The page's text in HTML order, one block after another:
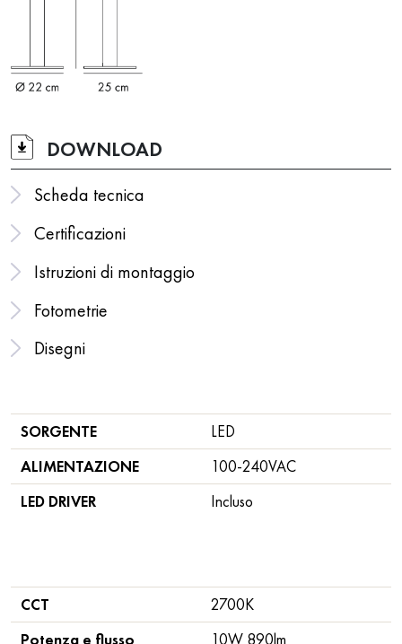
DOWNLOAD
Scheda tecnica
Certificazioni
Istruzioni di montaggio
Fotometrie
Disegni
CCT
2700K
Potenza e flusso
10W 890lm
SORGENTE
LED
ALIMENTAZIONE
100-240VAC
LED DRIVER
Incluso